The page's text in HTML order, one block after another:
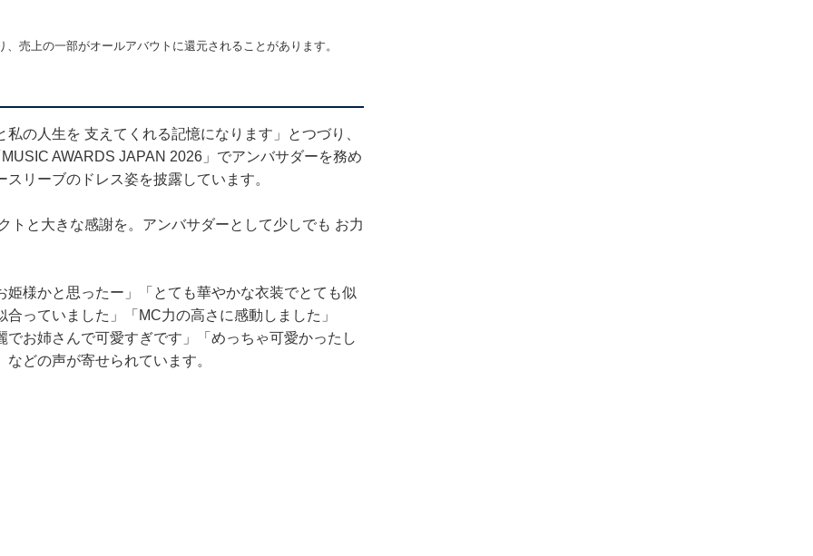
売上の一部がオールアバウトに還元されることがあります。
の人生を 支えてくれる記憶になります」とつづり、
AWARDS JAPAN 2026」でアンバサダーを務め
リーブのドレス姿を披露しています。
トと大きな感謝を。アンバサダーとして少しでも お力
様かと思ったー‎」「とても華やかな衣装でとても似
っていました」「MC力の高さに感動しました」
でお姉さんで可愛すぎです」「めっちゃ可愛かったし
どの声が寄せられています。